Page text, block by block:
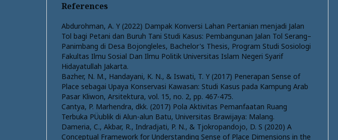
References
Abdurohman, A. Y (2022) Dampak Konversi Lahan Pertanian menjadi Jalan
Tol bagi Petani dan Buruh Tani Studi Kasus: Pembangunan Jalan Tol Serang–
Panimbang di Desa Bojongleles, Bachelor's Thesis, Program Studi Sosiologi
Fakultas Ilmu Sosial Dan Ilmu Politik Universitas Islam Negeri Syarif
Hidayatullah Jakarta.
Bazher, N. M., Handayani, K. N., & Iswati, T. Y (2017) Penerapan Sense of
Place sebagai Upaya Konservasi Kawasan: Studi Kasus pada Kampung Arab
Pasar Kliwon, Arsitektura, vol. 15, no. 2, pp. 467-475.
Cantya, P. Marhendra, dkk. (2017) Pola Aktivitas Pemanfaatan Ruang
Terbuka PÜublik di Alun-alun Batu, Universitas Brawijaya: Malang.
Dameria, C., Akbar, R., Indradjati, P. N., & Tjokropandojo, D. S (2020) A
Conceptual Framework for Understanding Sense of Place Dimensions in the